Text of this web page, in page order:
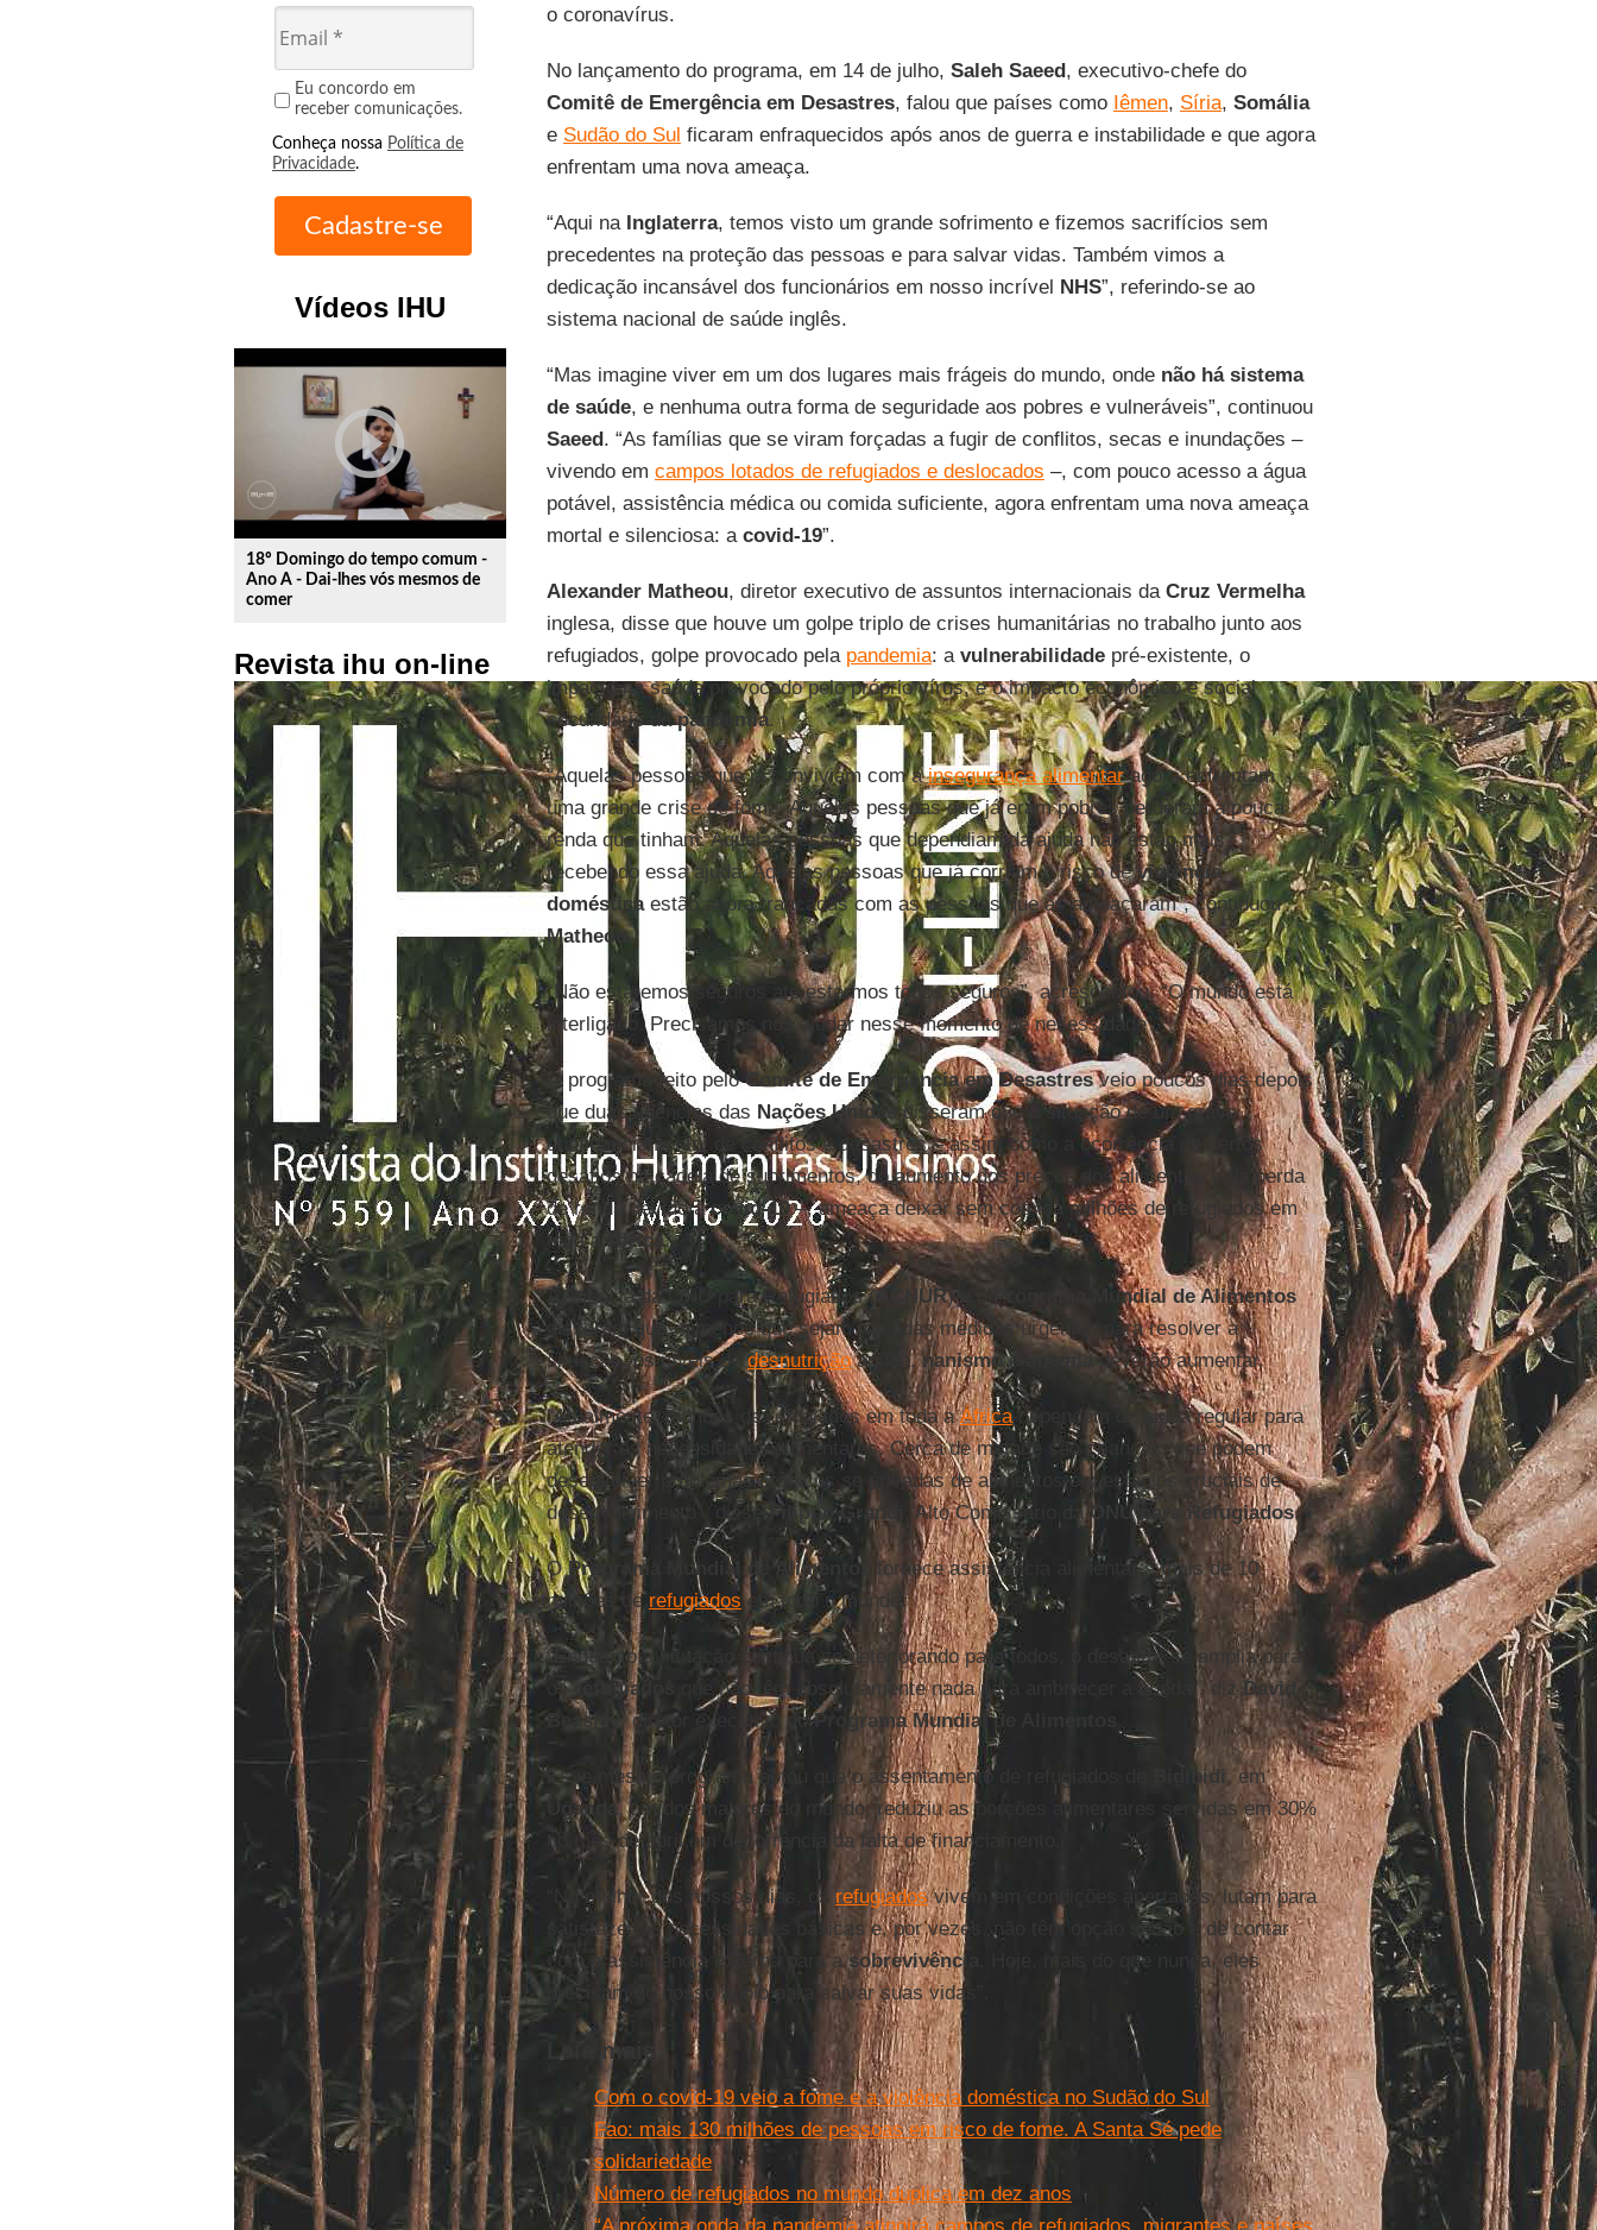
Eu concordo em
receber comunicações.
Conheça nossa Política de
Privacidade.
Vídeos IHU
play_circle_outline
18º Domingo do tempo comum -
Ano A - Dai-lhes vós mesmos de
comer
Revista ihu on-line
o coronavírus.
No lançamento do programa, em 14 de julho, Saleh Saeed, executivo-chefe do
Comitê de Emergência em Desastres, falou que países como Iêmen, Síria, Somália
e Sudão do Sul ficaram enfraquecidos após anos de guerra e instabilidade e que agora
enfrentam uma nova ameaça.
“Aqui na Inglaterra, temos visto um grande sofrimento e fizemos sacrifícios sem
precedentes na proteção das pessoas e para salvar vidas. Também vimos a
dedicação incansável dos funcionários em nosso incrível NHS”, referindo-se ao
sistema nacional de saúde inglês.
“Mas imagine viver em um dos lugares mais frágeis do mundo, onde não há sistema
de saúde, e nenhuma outra forma de seguridade aos pobres e vulneráveis”, continuou
Saeed. “As famílias que se viram forçadas a fugir de conflitos, secas e inundações –
vivendo em campos lotados de refugiados e deslocados –, com pouco acesso a água
potável, assistência médica ou comida suficiente, agora enfrentam uma nova ameaça
mortal e silenciosa: a covid-19”.
Alexander Matheou, diretor executivo de assuntos internacionais da Cruz Vermelha
inglesa, disse que houve um golpe triplo de crises humanitárias no trabalho junto aos
refugiados, golpe provocado pela pandemia: a vulnerabilidadepré-existente, o
impacto na saúde provocado pelo próprio vírus, e o impacto econômico e social
secundário dapandemia.
“Aquelas pessoas que já conviviam com ainsegurança alimentaragora enfrentam
uma grande crise de fome. Aquelas pessoas que já eram pobres perderam a pouca
renda que tinham. Aquelas pessoas que dependiam da ajuda não estão mais
recebendo essa ajuda. Aquelas pessoas que já corriam o risco deviolência
domésticaestão agora trancadas com as pessoas que as ameaçaram”, continuou
Matheou.
“Não estaremos seguros até estarmos todos seguros”, acrescentou. “O mundo está
interligado. Precisamos nos ajudar nesse momento de necessidade”.
O programa feito peloComitê de Emergência em Desastresveio poucos dias depois
que duas agências das Nações Unidas disseram que a situação de um grave
subfinanciamento, de conflitos e desastres – assim como a ocorrência de certos
desafios na cadeia de suprimentos, do aumento dos preços dos alimentos e da perda
de renda devido àcovid-19–, ameaça deixar sem comida milhões de refugiados em
toda aÁfrica.
A Agência da ONU para Refugiados (ACNUR) e o
Programa Mundial de Alimentos
disseram que, a menos que sejam tomadas medidas urgentes para resolver a
situação, os níveis dedesnutriçãoaguda,nanismoe anemiadeverão aumentar.
“Atualmente, milhões de refugiados em toda aÁfricadependem de ajuda regular para
atender às necessidades alimentares. Cerca de metade são crianças, que podem
desenvolver problemas crônicos se privadas de alimentos em estágios cruciais de
desenvolvimento”, disseFilippo Grandi , Alto Comissário daONU para Refugiados.
OPrograma Mundial de Alimentos
fornece assistência alimentar a mais de 10
milhões de refugiadosem todo o mundo.
“Enquanto a situação continua se deteriorando para todos, o desastre se amplia para
os refugiados que não têm absolutamente nada para amortecer a queda”, dizDavid
Beasley , diretor executivo doPrograma Mundial de Alimentos
Esse mesmo programa notou que o assentamento de refugiados de Bidibidi, em
Uganda, um dos maiores do mundo, reduziu as porções alimentares servidas em 30%
no mês de abril em decorrência da falta de financiamento.
“No melhor dos nossos dias, os refugiadosvivem em condições apertadas, lutam para
satisfazer as necessidades básicas e, por vezes, não têm opção senão a de contar
com a assistência externa para asobrevivência
. Hoje, mais do que nunca, eles
precisam do nosso apoio para salvar suas vidas”.
Leia mais
Com o covid-19 veio a fome e a violência doméstica no Sudão do Sul
Fao: mais 130 milhões de pessoas em risco de fome. A Santa Sé pede
solidariedade
Número de refugiados no mundo duplica em dez anos